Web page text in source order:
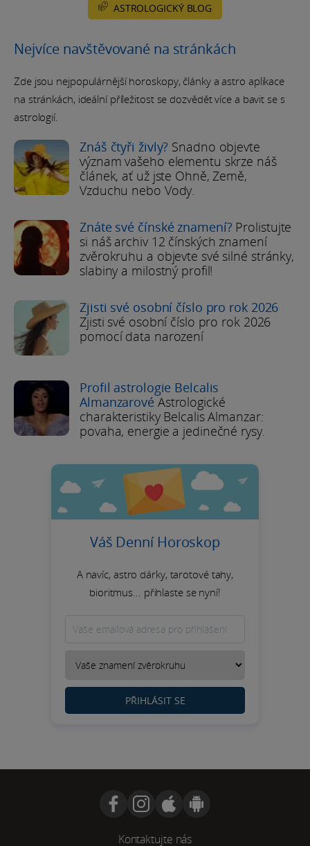
ASTROLOGICKÝ BLOG
Nejvíce navštěvované na stránkách
Zde jsou nejpopulárnější horoskopy, články a astro aplikace
na stránkách, ideální příležitost se dozvědět více a bavit se s
astrologií.
Znáš čtyři živly? Snadno objevte
význam vašeho elementu skrze náš
článek, ať už jste Ohně, Země,
Vzduchu nebo Vody.
Znáte své čínské znamení? Prolistujte
si náš archiv 12 čínských znamení
zvěrokruhu a objevte své silné stránky,
slabiny a milostný profil!
Zjisti své osobní číslo pro rok 2026
Zjisti své osobní číslo pro rok 2026
pomocí data narození
Profil astrologie Belcalis
Almanzarové Astrologické
charakteristiky Belcalis Almanzar:
povaha, energie a jedinečné rysy.
Váš Denní Horoskop
A navíc, astro dárky, tarotové tahy,
bioritmus... přihlaste se nyní!
PŘIHLÁSIT SE
Kontaktujte nás